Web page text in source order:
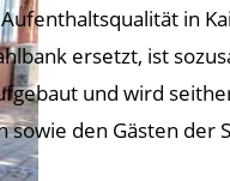
in
ersetzt, ist
und wird
den Gästen der